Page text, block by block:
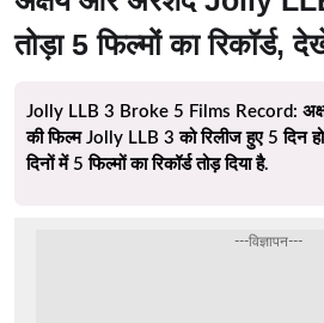
तोड़ा 5 फिल्मों का रिकॉर्ड,
Jolly LLB 3 Broke 5 Films Record:
की फिल्म Jolly LLB 3 को रिलीज हुए 5 दिन
दिनों में 5 फिल्मों का रिकॉर्ड तोड़ दिया है.
---विज्ञापन---